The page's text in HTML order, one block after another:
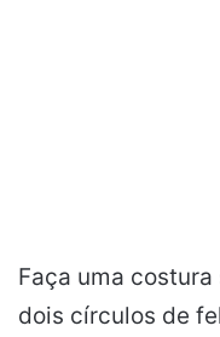
Faça uma
dois círculos de